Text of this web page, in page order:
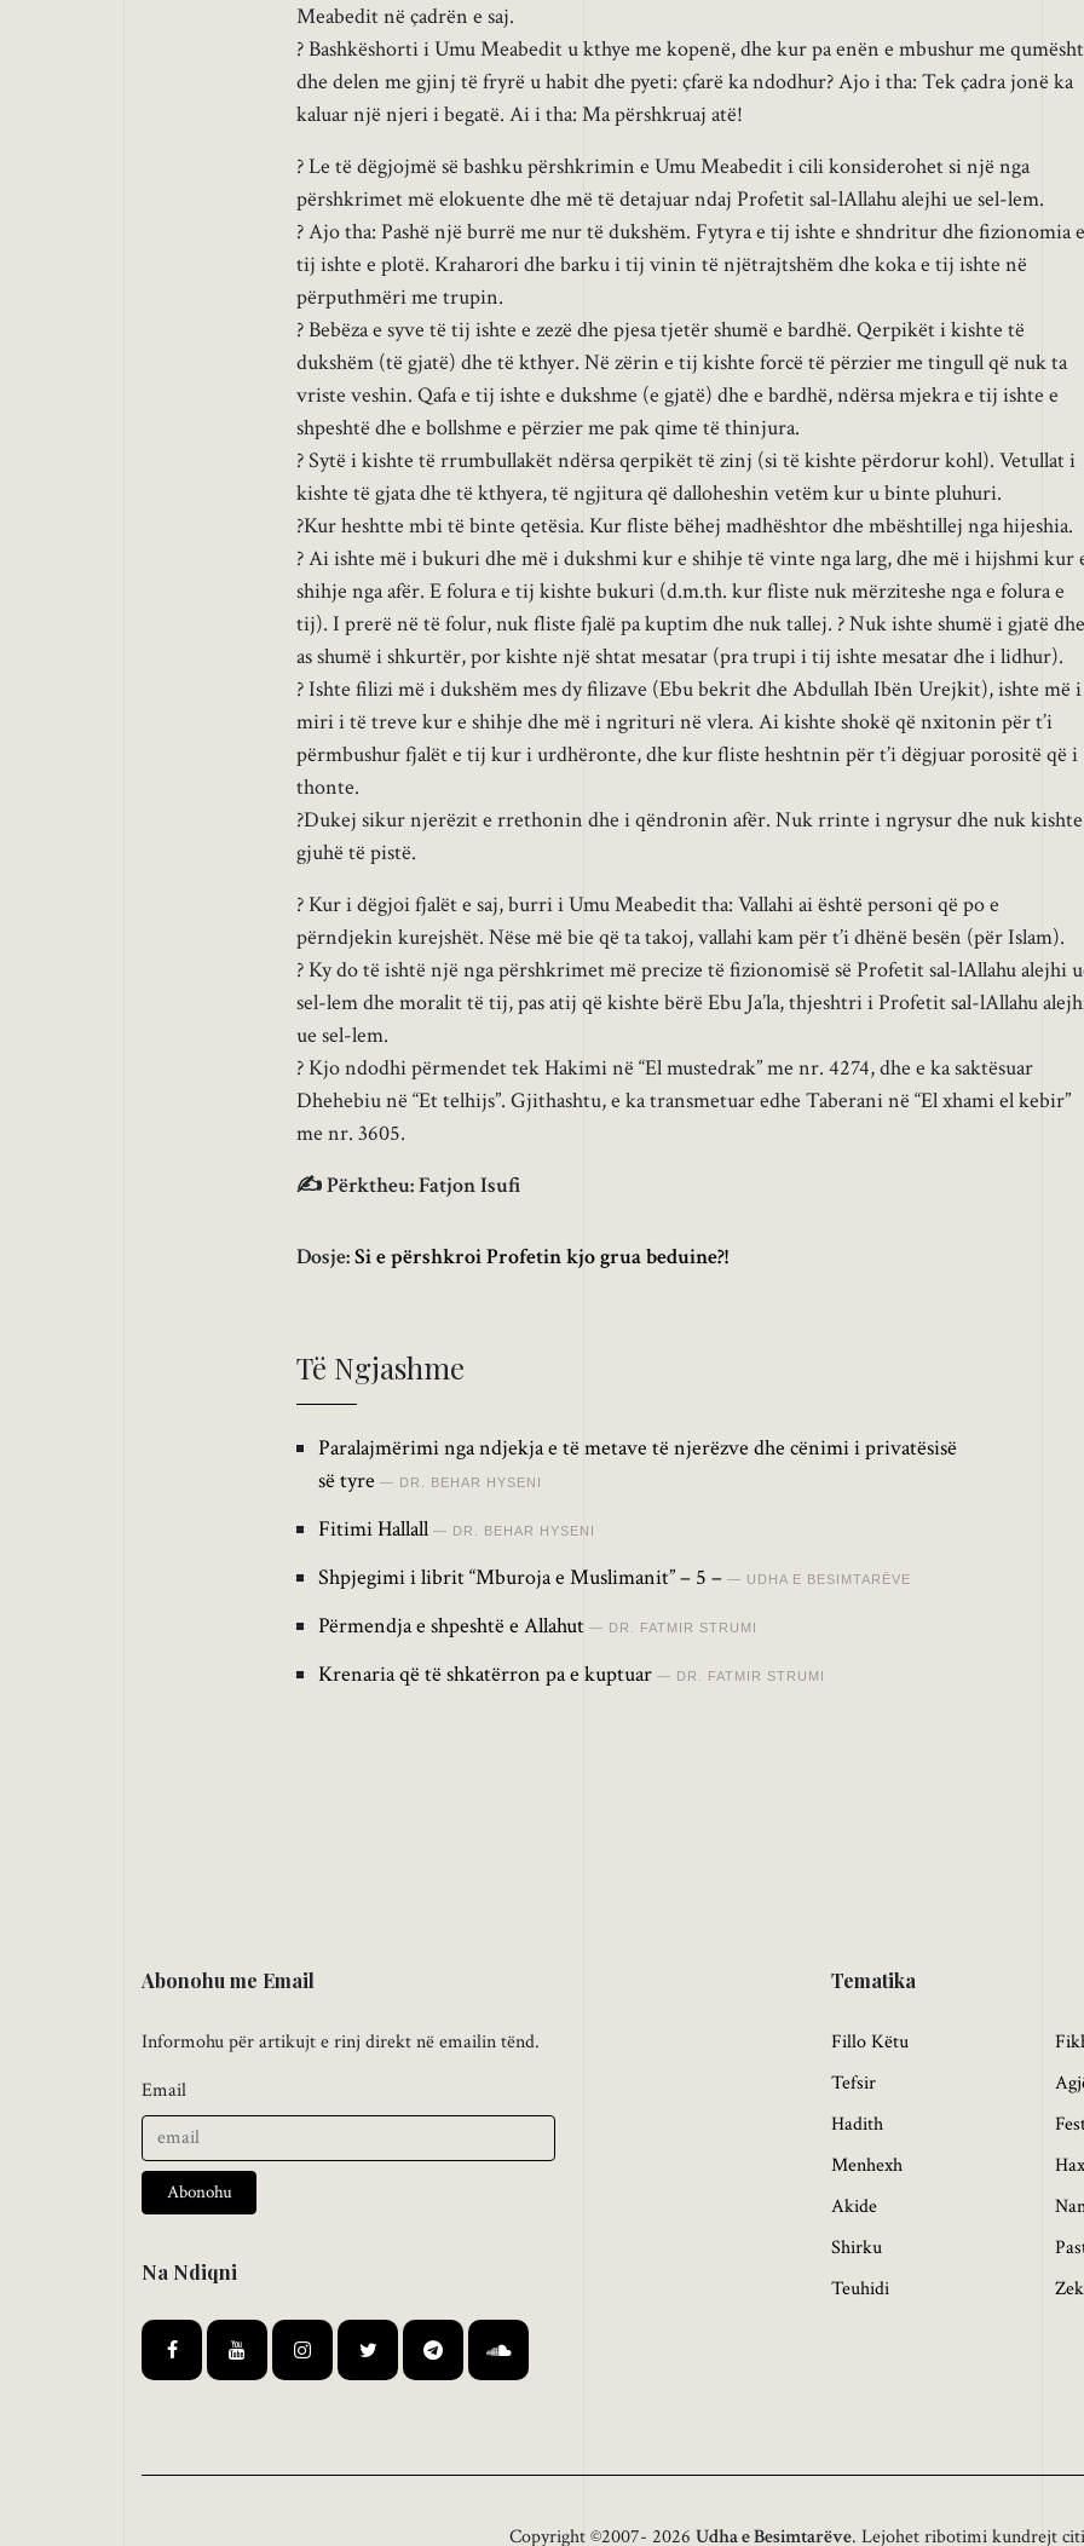
Meabedit në çadrën e saj.
? Bashkëshorti i Umu Meabedit u kthye me kopenë, dhe kur pa enën e mbushur me qumësht
dhe delen me gjinj të fryrë u habit dhe pyeti: çfarë ka ndodhur? Ajo i tha: Tek çadra jonë ka
kaluar një njeri i begatë. Ai i tha: Ma përshkruaj atë!
? Le të dëgjojmë së bashku përshkrimin e Umu Meabedit i cili konsiderohet si një nga
përshkrimet më elokuente dhe më të detajuar ndaj Profetit sal-lAllahu alejhi ue sel-lem.
? Ajo tha: Pashë një burrë me nur të dukshëm. Fytyra e tij ishte e shndritur dhe fizionomia e
tij ishte e plotë. Kraharori dhe barku i tij vinin të njëtrajtshëm dhe koka e tij ishte në
përputhmëri me trupin.
? Bebëza e syve të tij ishte e zezë dhe pjesa tjetër shumë e bardhë. Qerpikët i kishte të
dukshëm (të gjatë) dhe të kthyer. Në zërin e tij kishte forcë të përzier me tingull që nuk ta
vriste veshin. Qafa e tij ishte e dukshme (e gjatë) dhe e bardhë, ndërsa mjekra e tij ishte e
shpeshtë dhe e bollshme e përzier me pak qime të thinjura.
? Sytë i kishte të rrumbullakët ndërsa qerpikët të zinj (si të kishte përdorur kohl). Vetullat i
kishte të gjata dhe të kthyera, të ngjitura që dalloheshin vetëm kur u binte pluhuri.
?Kur heshtte mbi të binte qetësia. Kur fliste bëhej madhështor dhe mbështillej nga hijeshia.
? Ai ishte më i bukuri dhe më i dukshmi kur e shihje të vinte nga larg, dhe më i hijshmi kur
shihje nga afër. E folura e tij kishte bukuri (d.m.th. kur fliste nuk mërziteshe nga e folura e
tij). I prerë në të folur, nuk fliste fjalë pa kuptim dhe nuk tallej. ? Nuk ishte shumë i gjatë dhe
as shumë i shkurtër, por kishte një shtat mesatar (pra trupi i tij ishte mesatar dhe i lidhur).
? Ishte filizi më i dukshëm mes dy filizave (Ebu bekrit dhe Abdullah Ibën Urejkit), ishte më i
miri i të treve kur e shihje dhe më i ngrituri në vlera. Ai kishte shokë që nxitonin për t’i
përmbushur fjalët e tij kur i urdhëronte, dhe kur fliste heshtnin për t’i dëgjuar porositë që i
thonte.
?Dukej sikur njerëzit e rrethonin dhe i qëndronin afër. Nuk rrinte i ngrysur dhe nuk kishte
gjuhë të pistë.
? Kur i dëgjoi fjalët e saj, burri i Umu Meabedit tha: Vallahi ai është personi që po e
përndjekin kurejshët. Nëse më bie që ta takoj, vallahi kam për t’i dhënë besën (për Islam).
? Ky do të ishtë një nga përshkrimet më precize të fizionomisë së Profetit sal-lAllahu alejhi
sel-lem dhe moralit të tij, pas atij që kishte bërë Ebu Ja’la, thjeshtri i Profetit sal-lAllahu
ue sel-lem.
? Kjo ndodhi përmendet tek Hakimi në “El mustedrak” me nr. 4274, dhe e ka saktësuar
Dhehebiu në “Et telhijs”. Gjithashtu, e ka transmetuar edhe Taberani në “El xhami el kebir”
me nr. 3605.
✍ Përktheu: Fatjon Isufi
Dosje:Si e përshkroi Profetin kjo grua beduine?!
Të Ngjashme
Paralajmërimi nga ndjekja e të metave të njerëzve dhe cënimi i privatësisë
së tyre
DR. BEHAR HYSENI
Fitimi Hallall DR. BEHAR HYSENI
Shpjegimi i librit “Mburoja e Muslimanit” – 5 – UDHA E BESIMTARËVE
Përmendja e shpeshtë e Allahut DR. FATMIR STRUMI
Krenaria që të shkatërron pa e kuptuar DR. FATMIR STRUMI
Abonohu me Email
Informohu për artikujt e rinj direkt në emailin tënd.
Email
Abonohu
Na Ndiqni
Tematika
Fillo Këtu
Tefsir
Hadith
Menhexh
Akide
Shirku
Teuhidi
Copyright ©2007- 2026 Udha e Besimtarëve. Lejohet ribotimi kundrejt